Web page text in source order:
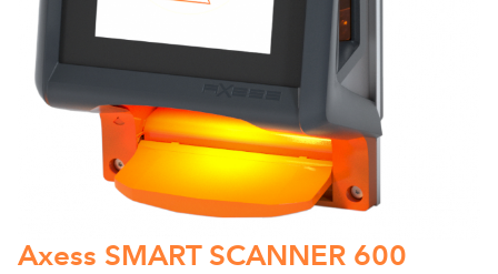
Axess SMART SCANNER 600